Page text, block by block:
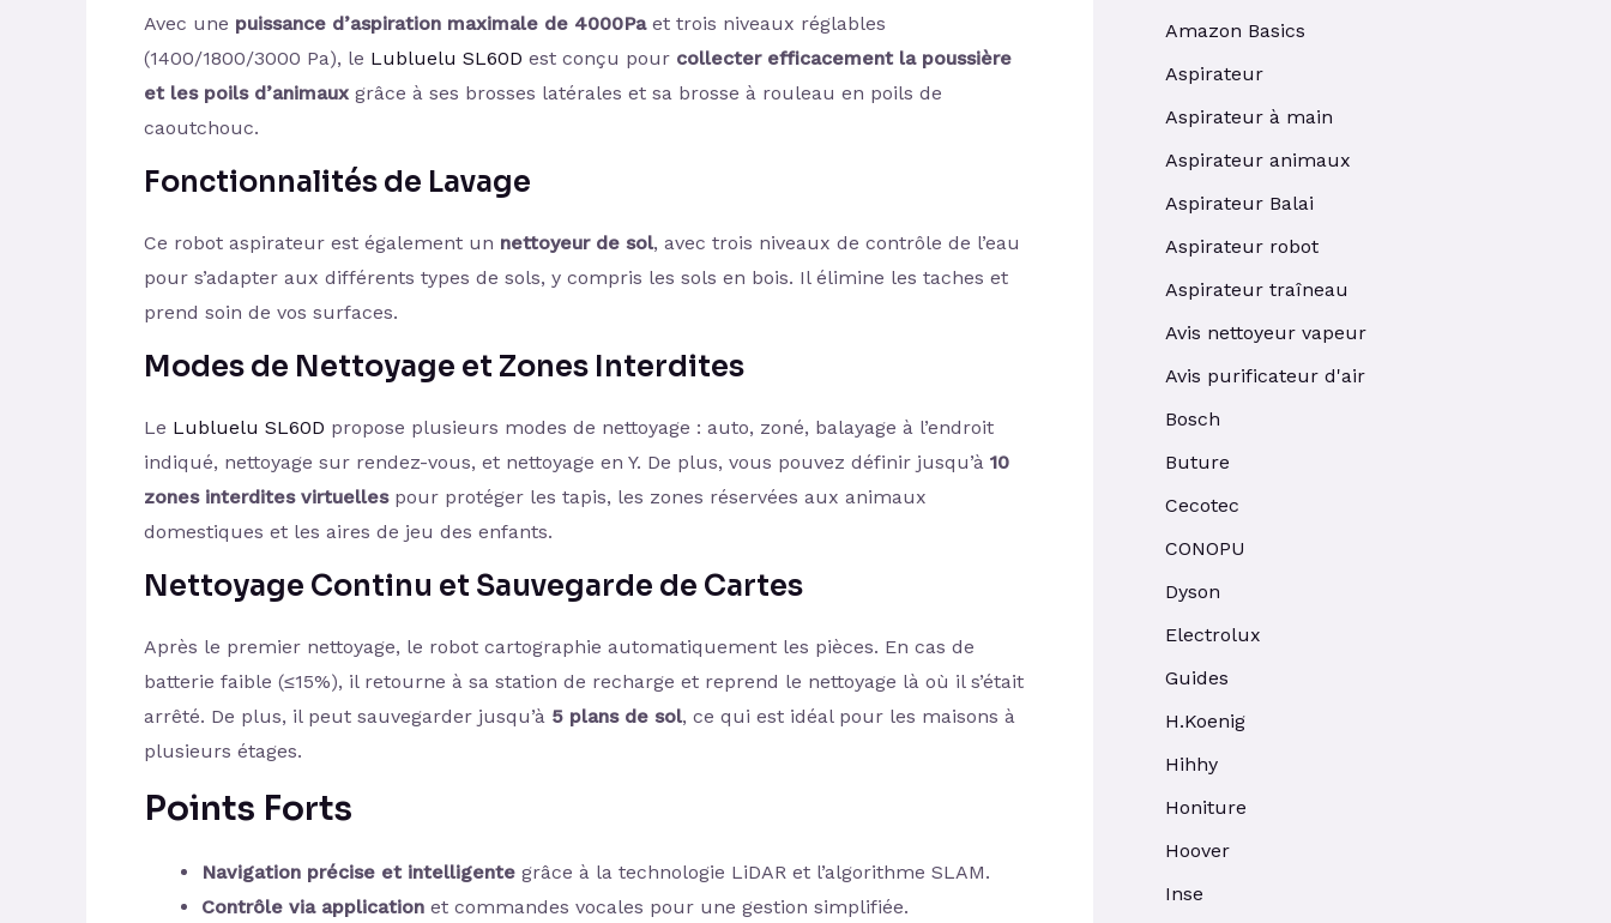
Avec une puissance d’aspiration maximale de 4000Paet trois niveaux réglables
(1400/1800/3000 Pa), le Lubluelu SL60D est conçu pour collecter efficacement la poussière
et les poils d’animaux grâce à ses brosses latérales et sa brosse à rouleau en poils de
caoutchouc.
Fonctionnalités de Lavage
Ce robot aspirateur est également un nettoyeur de sol, avec trois niveaux de contrôle de l’eau
pour s’adapter aux différents types de sols, y compris les sols en bois. Il élimine les taches et
prend soin de vos surfaces.
Modes de Nettoyage et Zones Interdites
Le Lubluelu SL60D propose plusieurs modes de nettoyage : auto, zoné, balayage à l’endroit
indiqué, nettoyage sur rendez-vous, et nettoyage en Y. De plus, vous pouvez définir jusqu’à 10
zones interdites virtuellespour protéger les tapis, les zones réservées aux animaux
domestiques et les aires de jeu des enfants.
Nettoyage Continu et Sauvegarde de Cartes
Après le premier nettoyage, le robot cartographie automatiquement les pièces. En cas de
batterie faible (≤15%), il retourne à sa station de recharge et reprend le nettoyage là où il s’était
arrêté. De plus, il peut sauvegarder jusqu’à 5 plans de sol, ce qui est idéal pour les maisons à
plusieurs étages.
Points Forts
Navigation précise et intelligente grâce à la technologie LiDAR et l’algorithme SLAM.
Contrôle via application et commandes vocales pour une gestion simplifiée.
Amazon Basics
Aspirateur
Aspirateur à main
Aspirateur animaux
Aspirateur Balai
Aspirateur robot
Aspirateur traîneau
Avis nettoyeur vapeur
Avis purificateur d'air
Bosch
Buture
Cecotec
CONOPU
Dyson
Electrolux
Guides
H.Koenig
Hihhy
Honiture
Hoover
Inse